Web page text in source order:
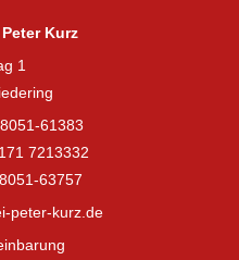
Kurz
1
61383
7213332
63757
peter-kurz.de